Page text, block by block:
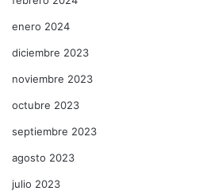
enero 2024
diciembre 2023
noviembre 2023
octubre 2023
septiembre 2023
agosto 2023
julio 2023